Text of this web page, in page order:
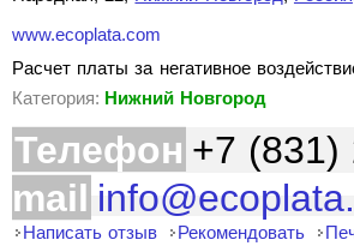
www.ecoplata.com
Расчет платы за негативное
Категория: Нижний Новгород
Телефон +7 (831)
mail
Написать отзыв Рекомендовать